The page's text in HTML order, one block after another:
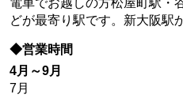
電車でお越しの方松屋町駅・
どが最寄り駅です。新大阪駅
◆営業時間
4月～9月
7月